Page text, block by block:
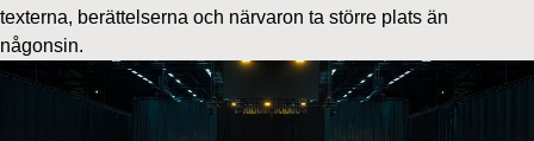
texterna, berättelserna och närvaron ta större plats än
någonsin.